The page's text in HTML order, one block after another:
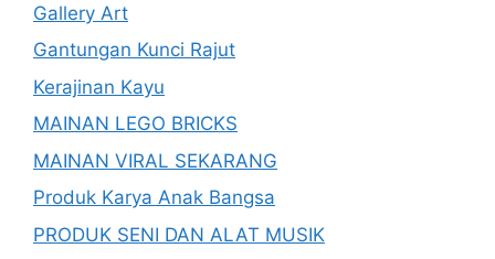
Gallery Art
Gantungan Kunci Rajut
Kerajinan Kayu
MAINAN LEGO BRICKS
MAINAN VIRAL SEKARANG
Produk Karya Anak Bangsa
PRODUK SENI DAN ALAT MUSIK